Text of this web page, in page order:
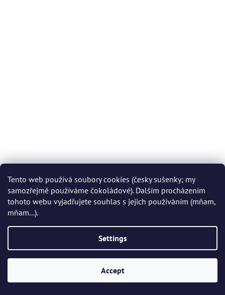
Tento web používá soubory cookies (česky sušenky; my
samozřejmě používáme čokoládové). Dalším procházením
tohoto webu vyjadřujete souhlas s jejich používáním (mňam,
mňam...).
Settings
Accept